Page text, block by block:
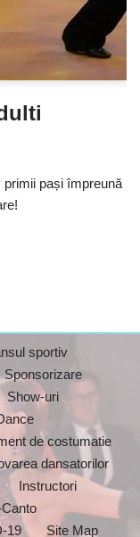
pași împreună
sportiv
Sponsorizare
Show-uri
de costumatie
dansatorilor
Instructori
19
Site Map